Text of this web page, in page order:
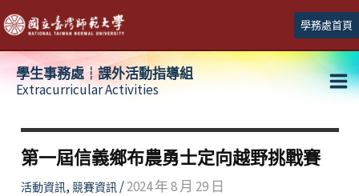
跳
至
主
學務處首頁
學生事務處┆課外活動指導組
Extracurricular Activities
第一屆信義鄉布農勇士定向越野挑戰賽
活動資訊, 競賽資訊/2024 年 8 月 29 日